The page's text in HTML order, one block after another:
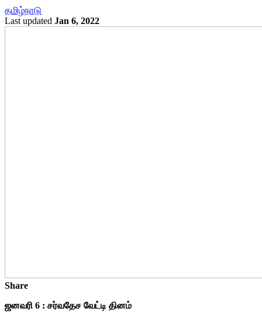
தமிழ்நாடு
Last updated Jan 6, 2022
Share
ஜனவரி 6 : சர்வதேச வேட்டி தினம்